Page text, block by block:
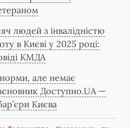
людей з інвалідністю
в Києві у 2025 році:
КМДА
але немає
Доступно.UA —
Києва